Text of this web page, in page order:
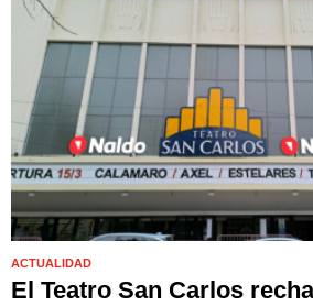
ACTUALIDAD
El Teatro San Carlos